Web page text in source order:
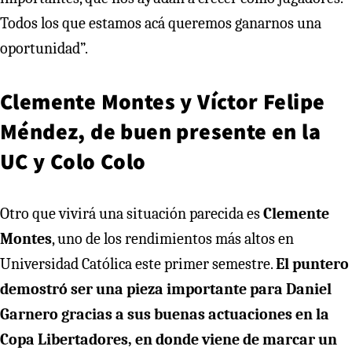
Todos los que estamos acá queremos ganarnos una
oportunidad”.
Clemente Montes y Víctor Felipe
Méndez, de buen presente en la
UC y Colo Colo
Otro que vivirá una situación parecida esClemente
Montes, uno de los rendimientos más altos en
Universidad Católica este primer semestre.El puntero
demostró ser una pieza importante para Daniel
Garnero gracias a sus buenas actuaciones en la
Copa Libertadores, en donde viene de marcar un